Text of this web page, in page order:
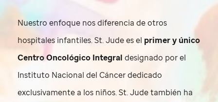
Nuestro enfoque nos diferencia de otros
hospitales infantiles.St. Judees el primer y único
Centro Oncológico Integral designado por el
Instituto Nacional del Cáncer dedicado
exclusivamente a los niños.St. Judetambién ha